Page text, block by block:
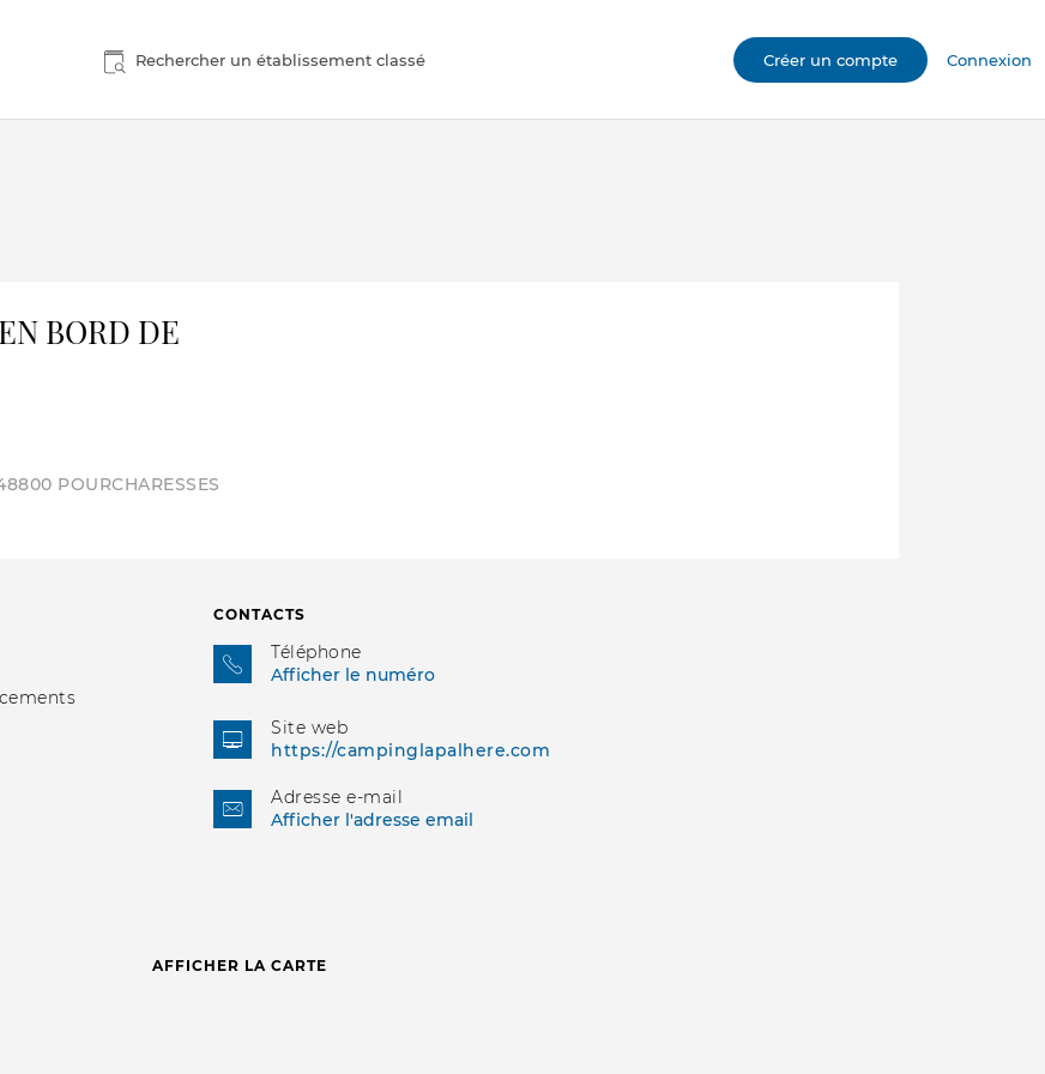
Rechercher un établissement classé Créer un compte Connexion
BORD DE
POURCHARESSES
CONTACTS
Téléphone
Afficher le numéro
Site web
https://campinglapalhere.com
Adresse e-mail
Afficher l'adresse email
AFFICHER LA CARTE